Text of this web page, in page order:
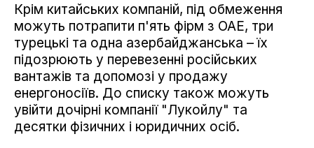
Крім китайських компаній, під обмеження
можуть потрапити п'ять фірм з ОАЕ, три
турецькі та одна азербайджанська – їх
підозрюють у перевезенні російських
вантажів та допомозі у продажу
енергоносіїв. До списку також можуть
увійти дочірні компанії "Лукойлу" та
десятки фізичних і юридичних осіб.